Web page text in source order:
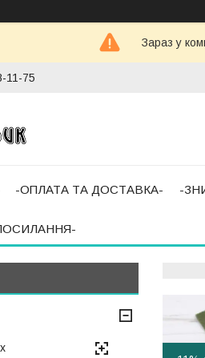
Зараз у
11-75
-ОПЛАТА ТА ДОСТАВКА- -